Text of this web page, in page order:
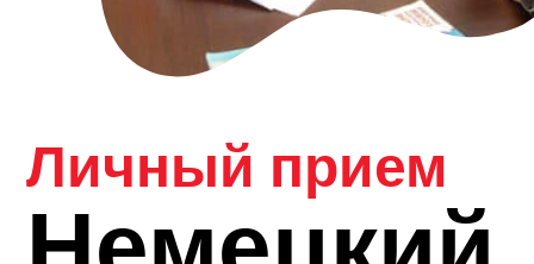
Личный прием
Немецкий